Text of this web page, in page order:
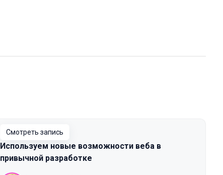
Смотреть запись
Используем новые возможности веба в
привычной разработке